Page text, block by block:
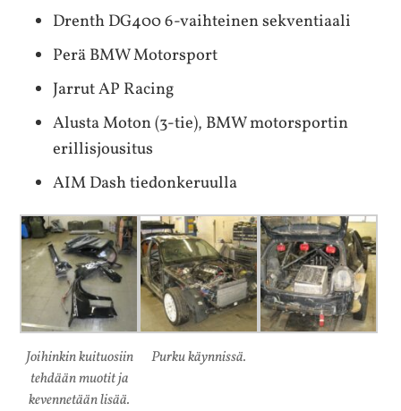
Drenth DG400 6-vaihteinen sekventiaali
Perä BMW Motorsport
Jarrut AP Racing
Alusta Moton (3-tie), BMW motorsportin
erillisjousitus
AIM Dash tiedonkeruulla
Joihinkin kuituosiin
tehdään muotit ja
kevennetään lisää.
Purku käynnissä.